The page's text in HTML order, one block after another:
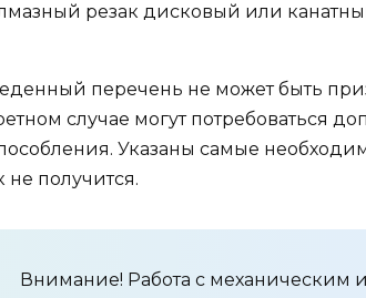
резак дисковый или
перечень не может быть
случае могут потребоваться
Указаны самые
не получится.
Внимание! Работа с механическим